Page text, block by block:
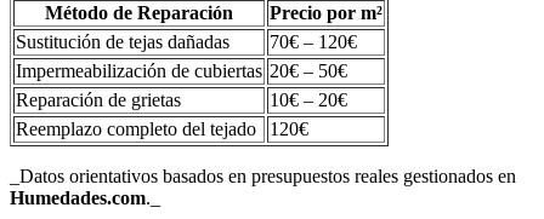
Método de Reparación
Precio por m²
Sustitución de tejas dañadas
70€ – 120€
Impermeabilización de cubiertas 20€ – 50€
Reparación de grietas
10€ – 20€
Reemplazo completo del tejado
120€
_Datos orientativos basados en presupuestos reales gestionados en
Humedades.com._